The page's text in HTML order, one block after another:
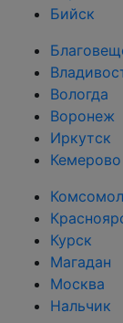
Бийск
Вологда
Воронеж
Иркутск
Кемерово
Курск
Магадан
Москва
Нальчик